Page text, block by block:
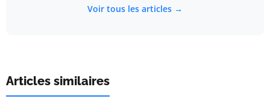
Voir tous les articles →
Articles similaires